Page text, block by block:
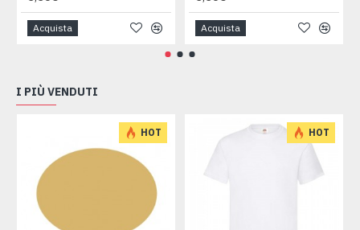
Acquista Acquista
I PIÙ VENDUTI
HOT HOT